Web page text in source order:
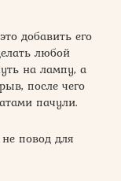
добавить его
любой
на лампу, а
после чего
пачули.
повод для